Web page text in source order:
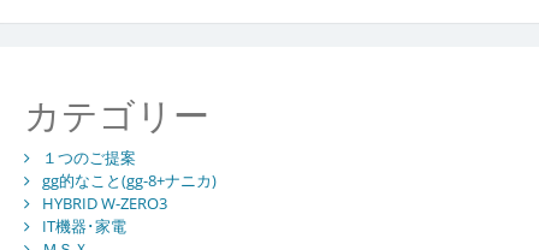
カテゴリー
１つのご提案
gg的なこと(gg-8+ナニカ)
HYBRID W-ZERO3
IT機器･家電